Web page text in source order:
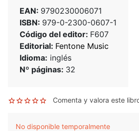
EAN: 9790230006071
ISBN: 979-0-2300-0607-1
Código del editor: F607
Editorial: Fentone Music
Idioma: inglés
Nº páginas: 32
Comenta y valora este
No disponible temporalmente